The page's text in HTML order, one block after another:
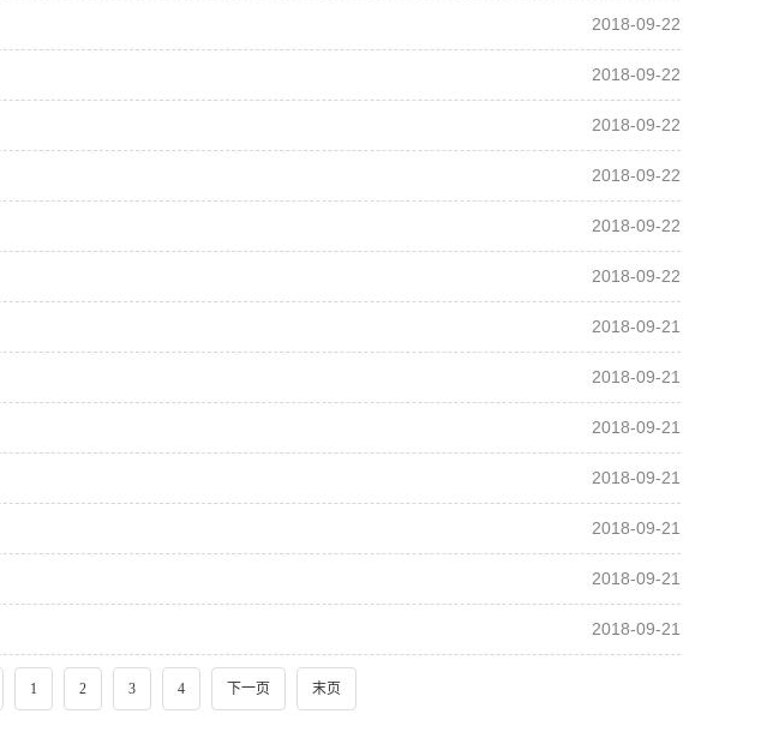
2018-09-22
2018-09-22
2018-09-22
2018-09-22
2018-09-22
2018-09-22
2018-09-21
2018-09-21
2018-09-21
2018-09-21
2018-09-21
2018-09-21
2018-09-21
1 2 3 4 下一页 末页